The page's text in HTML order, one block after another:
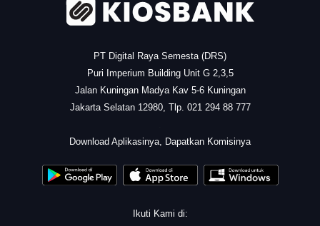
PT Digital Raya Semesta (DRS)
Puri Imperium Building Unit G 2,3,5
Jalan Kuningan Madya Kav 5-6 Kuningan
Jakarta Selatan 12980, Tlp. 021 294 88 777
Download Aplikasinya, Dapatkan Komisinya
Ikuti Kami di: